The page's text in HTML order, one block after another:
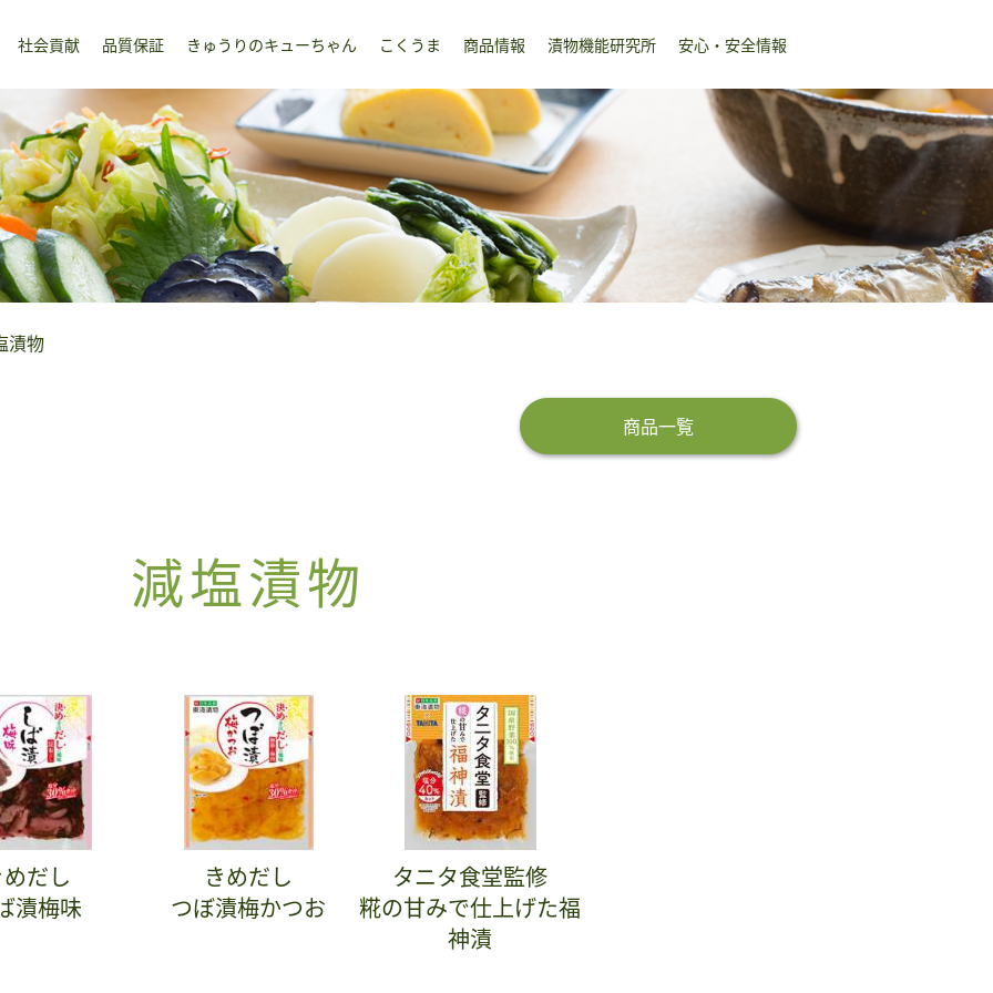
社会貢献 品質保証 きゅうりのキューちゃん こくうま 商品情報 漬物機能研究所 安心・安全情報
漬物
商品一覧
減塩漬物
だし
漬梅味
きめだし
つぼ漬梅かつお
タニタ食堂監修
糀の甘みで仕上げた福
神漬